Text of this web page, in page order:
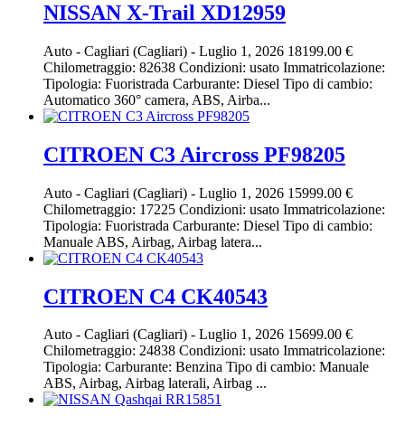
NISSAN X-Trail XD12959
Auto - Cagliari (Cagliari) - Luglio 1, 2026 18199.00 €
Chilometraggio: 82638 Condizioni: usato Immatricolazione:
Tipologia: Fuoristrada Carburante: Diesel Tipo di cambio:
Automatico 360° camera, ABS, Airba...
CITROEN C3 Aircross PF98205
Auto - Cagliari (Cagliari) - Luglio 1, 2026 15999.00 €
Chilometraggio: 17225 Condizioni: usato Immatricolazione:
Tipologia: Fuoristrada Carburante: Diesel Tipo di cambio:
Manuale ABS, Airbag, Airbag latera...
CITROEN C4 CK40543
Auto - Cagliari (Cagliari) - Luglio 1, 2026 15699.00 €
Chilometraggio: 24838 Condizioni: usato Immatricolazione:
Tipologia: Carburante: Benzina Tipo di cambio: Manuale
ABS, Airbag, Airbag laterali, Airbag ...